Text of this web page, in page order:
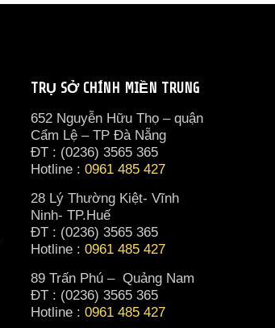
TRỤ SỞ CHÍNH MIỀN TRUNG
652 Nguyễn Hữu Thọ – quận
Cẩm Lệ – TP Đà Nẵng
ĐT : (0236) 3565 365‬
Hotline :0961 485 427
28 Lý Thường Kiệt- Vĩnh
Ninh- TP.Huế
ĐT : (0236) 3565 365‬
Hotline :0961 485 427
89 Trấn Phú – Quảng Nam
ĐT : (0236) 3565 365‬
Hotline :0961 485 427